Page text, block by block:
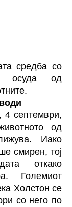
средба со
осуда од
4 септември,
од
Иако
смирен, тој
откако
Големиот
Холстон се
со него по